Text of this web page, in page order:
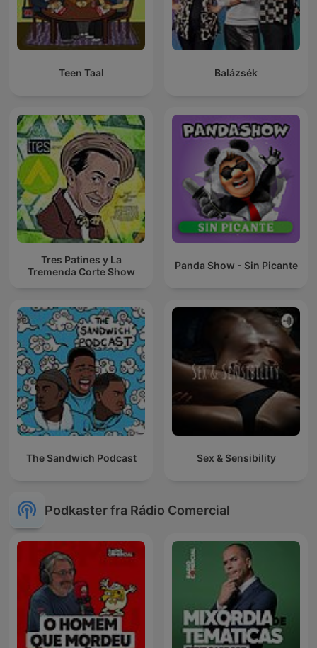
Teen Taal Balázsék
Tres Patines y La
Tremenda Corte Show
Panda Show - Sin Picante
The Sandwich Podcast Sex & Sensibility
Podkaster fra Rádio Comercial